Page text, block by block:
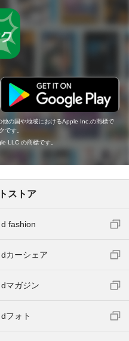
の国や地域におけるApple Inc.の商標で
です。
LLC の商標です。
ストア
d fashion
dカーシェア
dマガジン
dフォト